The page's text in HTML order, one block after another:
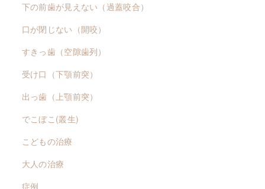
下の前歯が見えない（過蓋咬合）
口が閉じない（開咬）
すきっ歯（空隙歯列）
受け口（下顎前突）
出っ歯（上顎前突）
でこぼこ(叢生)
こどもの治療
大人の治療
症例